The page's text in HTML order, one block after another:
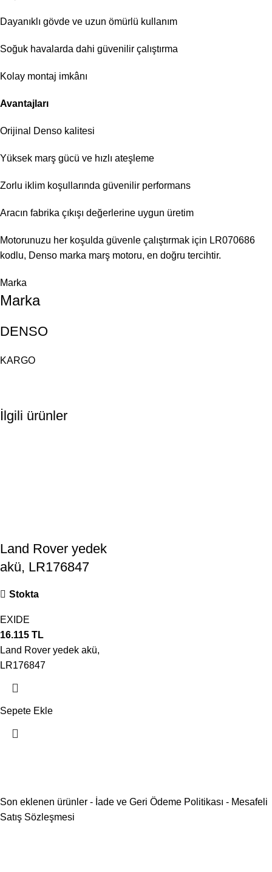
Dayanıklı gövde ve uzun ömürlü kullanım
Soğuk havalarda dahi güvenilir çalıştırma
Kolay montaj imkânı
Avantajları
Orijinal Denso kalitesi
Yüksek marş gücü ve hızlı ateşleme
Zorlu iklim koşullarında güvenilir performans
Aracın fabrika çıkışı değerlerine uygun üretim
Motorunuzu her koşulda güvenle çalıştırmak için LR070686
kodlu, Denso marka marş motoru, en doğru tercihtir.
Marka
Marka
DENSO
KARGO
İlgili ürünler
Land Rover yedek
akü, LR176847
Stokta
EXIDE
16.115 TL
Land Rover yedek akü,
LR176847
Sepete Ekle
Son eklenen ürünler - İade ve Geri Ödeme Politikası - Mesafeli
Satış Sözleşmesi